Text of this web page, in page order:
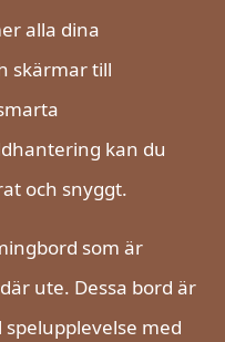
alla dina
skärmar till
kan du
och snyggt.
som är
ute. Dessa bord är
med